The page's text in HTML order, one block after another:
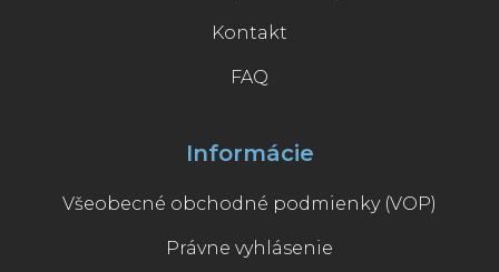
Kontakt
FAQ
Informácie
Všeobecné obchodné podmienky (VOP)
Právne vyhlásenie